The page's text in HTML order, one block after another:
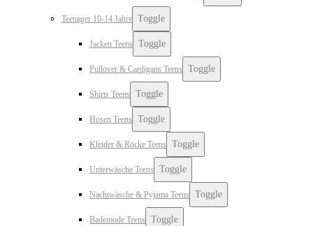
Teenager 10-14 Jahre Toggle
Jacken Teens Toggle
Pullover & Cardigans Teens Toggle
Shirts Teens Toggle
Hosen Teens Toggle
Kleider & Röcke Teens Toggle
Unterwäsche Teens Toggle
Nachtwäsche & Pyjama Teens Toggle
Bademode Teens Toggle